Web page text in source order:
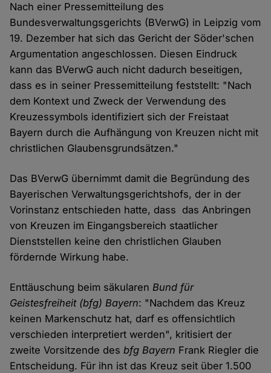
Nach einer Pressemitteilung des
Bundesverwaltungsgerichts (BVerwG) in Leipzig vom
19. Dezember hat sich das Gericht der Söder'schen
Argumentation angeschlossen. Diesen Eindruck
kann das BVerwG auch nicht dadurch beseitigen,
dass es in seiner Pressemitteilung feststellt: "Nach
dem Kontext und Zweck der Verwendung des
Kreuzessymbols identifiziert sich der Freistaat
Bayern durch die Aufhängung von Kreuzen nicht mit
christlichen Glaubensgrundsätzen."
Das BVerwG übernimmt damit die Begründung des
Bayerischen Verwaltungsgerichtshofs, der in der
Vorinstanz entschieden hatte, dass das Anbringen
von Kreuzen im Eingangsbereich staatlicher
Dienststellen keine den christlichen Glauben
fördernde Wirkung habe.
Enttäuschung beim säkularenBund für
Geistesfreiheit (bfg) Bayern: "Nachdem das Kreuz
keinen Markenschutz hat, darf es offensichtlich
verschieden interpretiert werden", kritisiert der
zweite Vorsitzende desbfg Bayern Frank Riegler die
Entscheidung. Für ihn ist das Kreuz seit über 1.500